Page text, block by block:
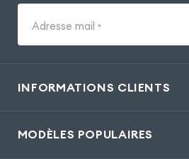
Adresse mail *
INFORMATIONS CLIENTS
MODÈLES POPULAIRES